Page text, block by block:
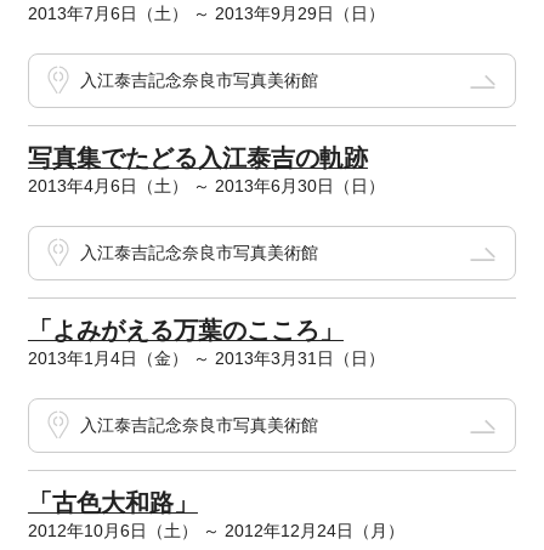
2013年7月6日（土） ～ 2013年9月29日（日）
入江泰吉記念奈良市写真美術館
写真集でたどる入江泰吉の軌跡
2013年4月6日（土） ～ 2013年6月30日（日）
入江泰吉記念奈良市写真美術館
「よみがえる万葉のこころ」
2013年1月4日（金） ～ 2013年3月31日（日）
入江泰吉記念奈良市写真美術館
「古色大和路」
2012年10月6日（土） ～ 2012年12月24日（月）